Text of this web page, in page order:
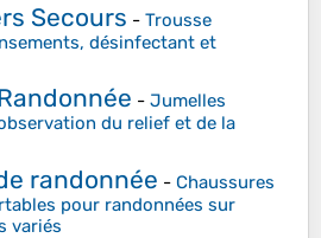
Secours - Trousse
désinfectant et
- Jumelles
du relief et de la
randonnée - Chaussures
pour randonnées sur
variés